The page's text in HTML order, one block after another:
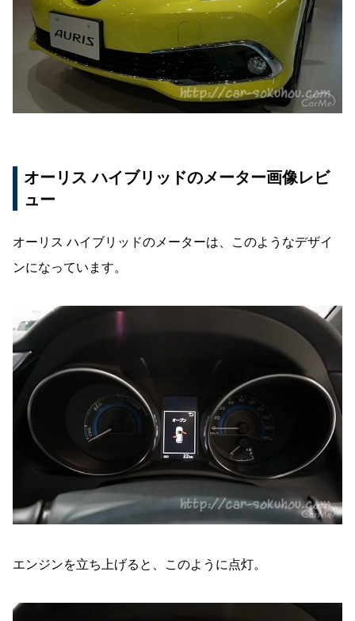
オーリス ハイブリッドのメーター画像レビ
ュー
オーリス ハイブリッドのメーターは、このようなデザイ
ンになっています。
エンジンを立ち上げると、このように点灯。